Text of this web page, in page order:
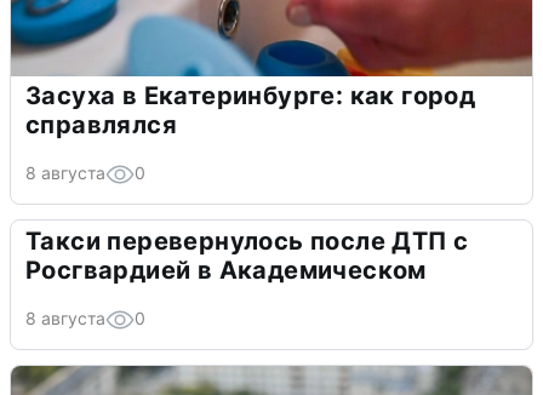
Засуха в Екатеринбурге: как город
справлялся
8 августа 0
Такси перевернулось после ДТП с
Росгвардией в Академическом
8 августа 0